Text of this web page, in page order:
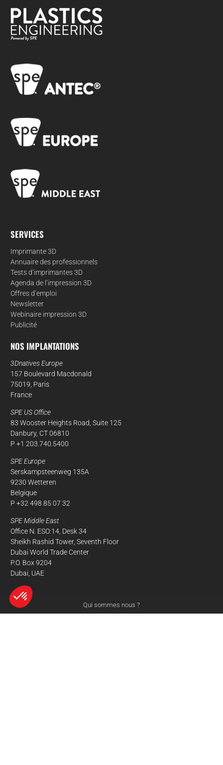
SERVICES
Imprimante 3D
Annuaire des professionnels
Tests d’imprimantes 3D
Agenda de l’impression 3D
Offres d’emploi
Newsletter
Webinaire impression 3D
Publicité
NOS IMPLANTATIONS
3Dnatives Europe
157 Boulevard Macdonald
75019, Paris
France
SPE US Office
83 Wooster Heights Road, Suite 125
Danbury, CT 06810
P +1 203.740.5400
SPE Europe
Serskampsteenweg 135A
9230 Wetteren
Belgique
P +32 498 85 07 32
SPE Middle East
Office N. ESO:14, Desk 34
Sheikh Rashid Tower, Seventh Floor
Dubai World Trade Center
P.O. Box 9204
Dubai, UAE
Qui sommes nous ?